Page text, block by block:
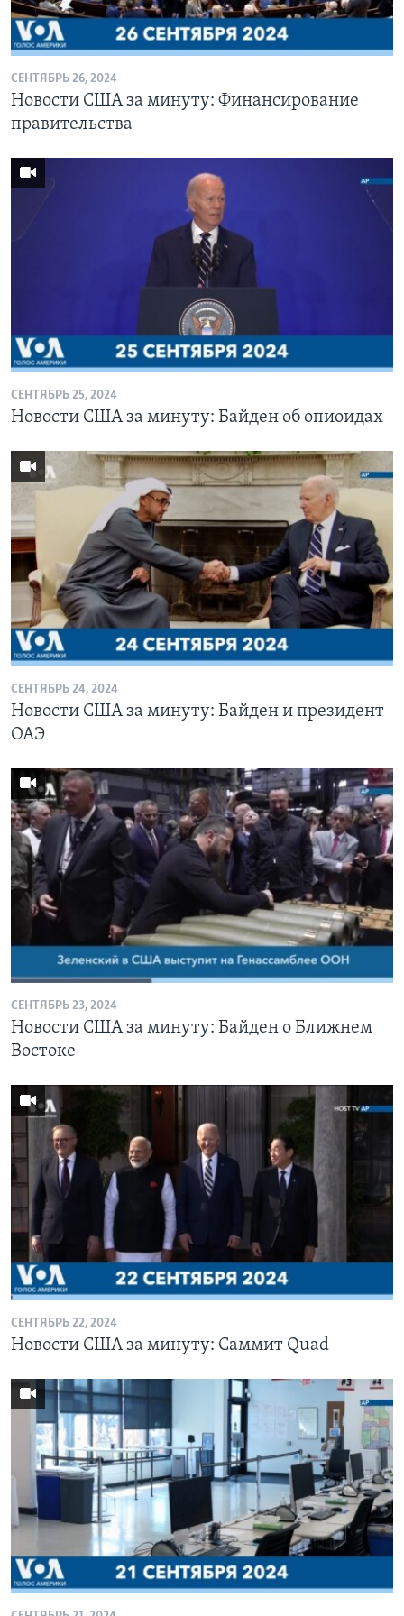
Learning English
СОЦИАЛЬНЫЕ СЕТИ
Языки
СЕНТЯБРЬ 26, 2024
Новости США за минуту: Финансирование
правительства
СЕНТЯБРЬ 25, 2024
Новости США за минуту: Байден об опиоидах
СЕНТЯБРЬ 24, 2024
Новости США за минуту: Байден и президент
ОАЭ
СЕНТЯБРЬ 23, 2024
Новости США за минуту: Байден о Ближнем
Востоке
СЕНТЯБРЬ 22, 2024
Новости США за минуту: Саммит Quad